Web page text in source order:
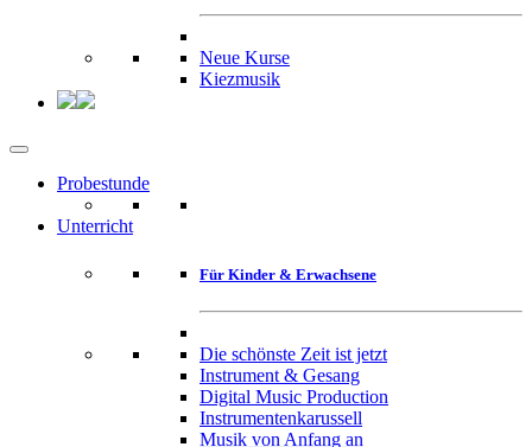
Neue Kurse
Kiezmusik
Probestunde
Unterricht
Für Kinder & Erwachsene
Die schönste Zeit ist jetzt
Instrument & Gesang
Digital Music Production
Instrumentenkarussell
Musik von Anfang an